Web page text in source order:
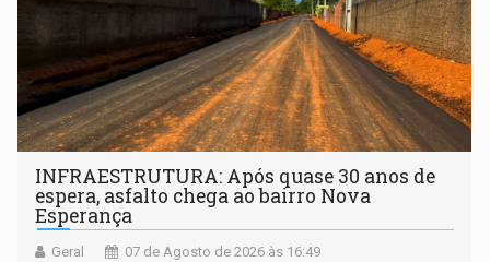
INFRAESTRUTURA: Após quase 30 anos de
espera, asfalto chega ao bairro Nova
Esperança
Geral 07 de Agosto de 2026 às 16:49